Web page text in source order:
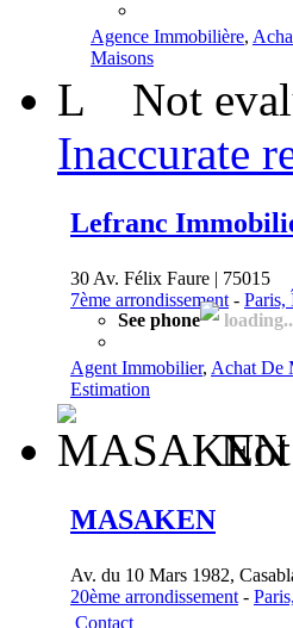
Agence Immobilière,
Maisons
L Not
Inaccurate
Lefranc
30 Av. Félix Faure | 75015
7ème arrondissement - Paris,
See phone
Agent Immobilier, Achat De
Estimation
MASAKEN
Av. du 10 Mars 1982,
20ème arrondissement -
Contact